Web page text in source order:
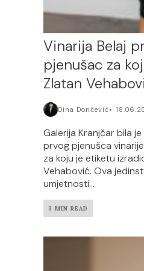
Vinarija Belaj
pjenušac za
Zlatan
Dina Dončević
Galerija Kranjčar bila
prvog pjenušca
za koju je etiketu
Vehabović. Ova
umjetnosti...
3 MIN READ